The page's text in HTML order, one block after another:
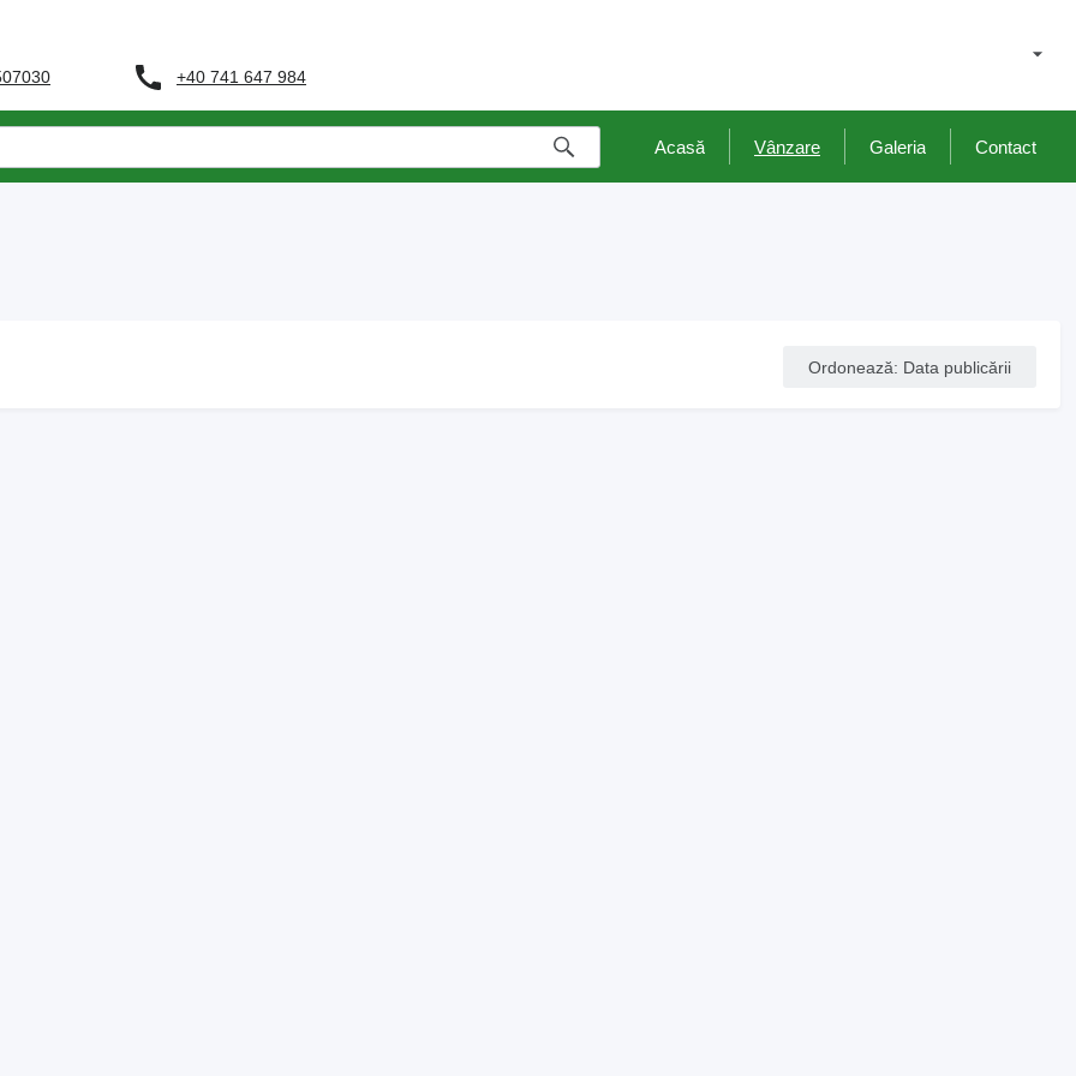
+40 741 647 984
Acasă Vânzare Galeria Contact
Ordonează: Data publicării